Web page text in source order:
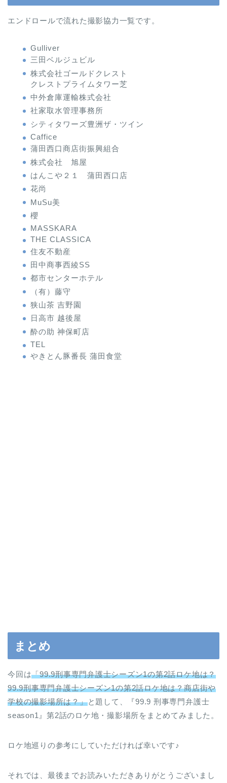
エンドロールで流れた撮影協力一覧です。
Gulliver
三田ベルジュビル
株式会社ゴールドクレスト
クレストプライムタワー芝
中外倉庫運輸株式会社
社家取水管理事務所
シティタワーズ豊洲ザ・ツイン
Caffice
蒲田西口商店街振興組合
株式会社 旭屋
はんこや２１ 蒲田西口店
花尚
MuSu美
櫻
MASSKARA
THE CLASSICA
住友不動産
田中商事西綾SS
都市センターホテル
（有）藤守
狭山茶 吉野園
日高市 越後屋
酔の助 神保町店
TEL
やきとん豚番長 蒲田食堂
まとめ
今回は「99.9刑事専門弁護士シーズン1の第2話ロケ地は？
99.9刑事専門弁護士シーズン1の第2話ロケ地は？商店街や
学校の撮影場所は？」と題して、『99.9 刑事専門弁護士
season1』第2話のロケ地・撮影場所をまとめてみました。
ロケ地巡りの参考にしていただければ幸いです♪
それでは、最後までお読みいただきありがとうございまし